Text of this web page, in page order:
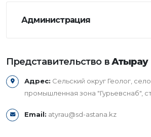
Администрация
Представительство вАтырау
Адрес: Сельский округ Геолог, село
промышленная зона "Гурьевснаб",
Email: atyrau@sd-astana.kz